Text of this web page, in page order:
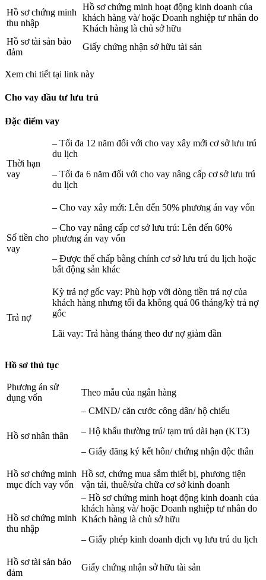
Hồ sơ chứng minh
thu nhập
Hồ sơ chứng minh hoạt động kinh doanh của
khách hàng và/ hoặc Doanh nghiệp tư nhân do
Khách hàng là chủ sở hữu
Hồ sơ tài sản bảo
đảm
Giấy chứng nhận sở hữu tài sản
Xem chi tiết tại link này
Cho vay đầu tư lưu trú
Đặc điểm vay
Thời hạn
vay
– Tối đa 12 năm đối với cho vay xây mới cơ sở lưu trú
du lịch
– Tối đa 6 năm đối với cho vay nâng cấp cơ sở lưu trú
du lịch
Số tiền cho
vay
– Cho vay xây mới: Lên đến 50% phương án vay vốn
– Cho vay nâng cấp cơ sở lưu trú: Lên đến 60%
phương án vay vốn
– Được thế chấp bằng chính cơ sở lưu trú du lịch hoặc
bất động sản khác
Trả nợ
Kỳ trả nợ gốc vay: Phù hợp với dòng tiền trả nợ của
khách hàng nhưng tối đa không quá 06 tháng/kỳ trả nợ
gốc
Lãi vay: Trả hàng tháng theo dư nợ giảm dần
Hồ sơ thủ tục
Phương án sử
dụng vốn
Theo mẫu của ngân hàng
Hồ sơ nhân thân
– CMND/ căn cước công dân/ hộ chiếu
– Hộ khẩu thường trú/ tạm trú dài hạn (KT3)
– Giấy đăng ký kết hôn/ chứng nhận độc thân
Hồ sơ chứng minh
mục đích vay vốn
Hồ sơ, chứng mua sắm thiết bị, phương tiện
vận tải, thuê/sửa chữa cơ sở kinh doanh
Hồ sơ chứng minh
thu nhập
– Hồ sơ chứng minh hoạt động kinh doanh của
khách hàng và/ hoặc Doanh nghiệp tư nhân do
Khách hàng là chủ sở hữu
– Giấy phép kinh doanh dịch vụ lưu trú du lịch
Hồ sơ tài sản bảo
đảm
Giấy chứng nhận sở hữu tài sản